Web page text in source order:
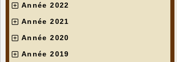
Année 2022
Année 2021
Année 2020
Année 2019